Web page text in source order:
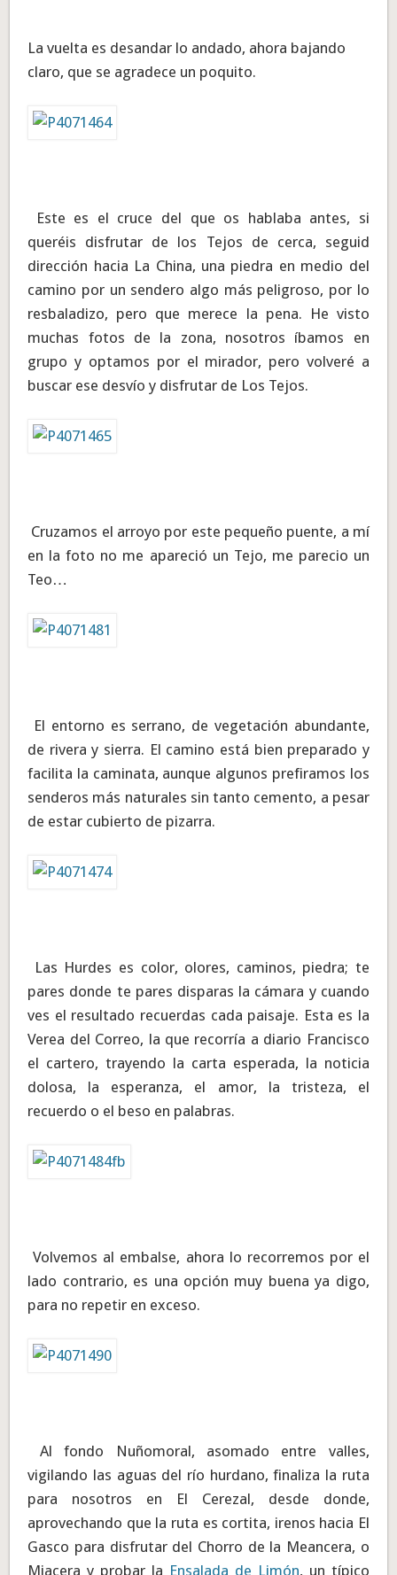
La vuelta es desandar lo andado, ahora bajando
claro, que se agradece un poquito.
Este es el cruce del que os hablaba antes, si
queréis disfrutar de los Tejos de cerca, seguid
dirección hacia La China, una piedra en medio del
camino por un sendero algo más peligroso, por lo
resbaladizo, pero que merece la pena. He visto
muchas fotos de la zona, nosotros íbamos en
grupo y optamos por el mirador, pero volveré a
buscar ese desvío y disfrutar de Los Tejos.
Cruzamos el arroyo por este pequeño puente, a mí
en la foto no me apareció un Tejo, me parecio un
Teo…
El entorno es serrano, de vegetación abundante,
de rivera y sierra. El camino está bien preparado y
facilita la caminata, aunque algunos prefiramos los
senderos más naturales sin tanto cemento, a pesar
de estar cubierto de pizarra.
Las Hurdes es color, olores, caminos, piedra; te
pares donde te pares disparas la cámara y cuando
ves el resultado recuerdas cada paisaje. Esta es la
Verea del Correo, la que recorría a diario Francisco
el cartero, trayendo la carta esperada, la noticia
dolosa, la esperanza, el amor, la tristeza, el
recuerdo o el beso en palabras.
Volvemos al embalse, ahora lo recorremos por el
lado contrario, es una opción muy buena ya digo,
para no repetir en exceso.
Al fondo Nuñomoral, asomado entre valles,
vigilando las aguas del río hurdano, finaliza la ruta
para nosotros en El Cerezal, desde donde,
aprovechando que la ruta es cortita, irenos hacia El
Gasco para disfrutar del Chorro de la Meancera, o
Miacera y probar la Ensalada de Limón, un típico